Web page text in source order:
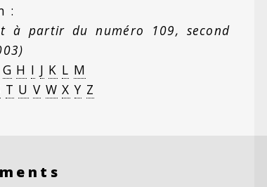
:
à partir du numéro 109, second
G H I J K L M
T U V W X Y Z